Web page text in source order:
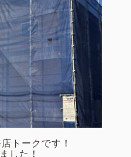
トークです！
した！